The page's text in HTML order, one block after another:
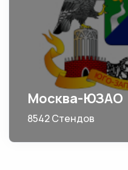
Москва-ЮЗАО
8542 Стендов